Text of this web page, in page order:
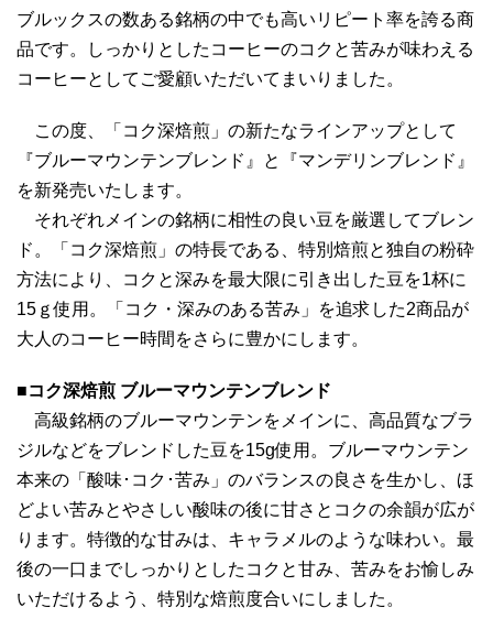
ブルックスの数ある銘柄の中でも高いリピート率を誇る商
品です。しっかりとしたコーヒーのコクと苦みが味わえる
コーヒーとしてご愛顧いただいてまいりました。
この度、「コク深焙煎」の新たなラインアップとして
『ブルーマウンテンブレンド』と『マンデリンブレンド』
を新発売いたします。
それぞれメインの銘柄に相性の良い豆を厳選してブレン
ド。「コク深焙煎」の特長である、特別焙煎と独自の粉砕
方法により、コクと深みを最大限に引き出した豆を1杯に
15ｇ使用。「コク・深みのある苦み」を追求した2商品が
大人のコーヒー時間をさらに豊かにします。
■コク深焙煎 ブルーマウンテンブレンド
高級銘柄のブルーマウンテンをメインに、高品質なブラ
ジルなどをブレンドした豆を15g使用。ブルーマウンテン
本来の「酸味･コク･苦み」のバランスの良さを生かし、ほ
どよい苦みとやさしい酸味の後に甘さとコクの余韻が広が
ります。特徴的な甘みは、キャラメルのような味わい。最
後の一口までしっかりとしたコクと甘み、苦みをお愉しみ
いただけるよう、特別な焙煎度合いにしました。